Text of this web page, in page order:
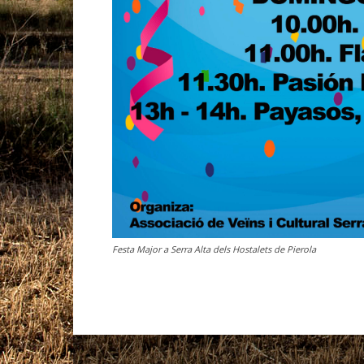
Festa Major a Serra Alta dels Hostalets de Pierola